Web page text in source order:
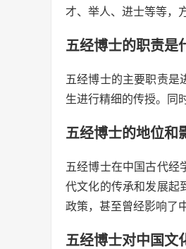
才、举人、进士等等，
五经博士的职责是
五经博士的主要职责是
生进行精细的传授。同
五经博士的地位和
五经博士在中国古代经
代文化的传承和发展起
政策，甚至曾经影响了
五经博士对中国文